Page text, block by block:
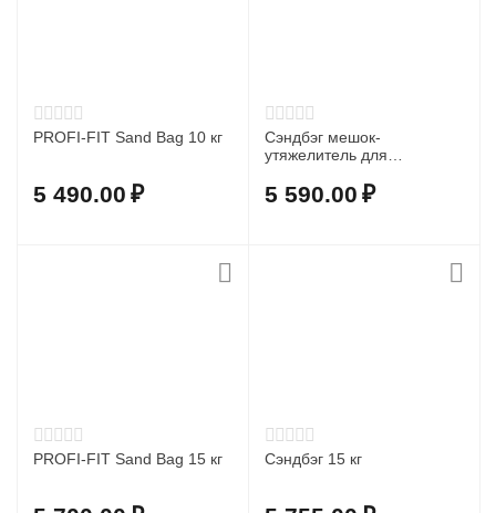
PROFI-FIT Sand Bag 10 кг
5 490.00 ₽
Сэндбэг мешок-
утяжелитель для
тренинга BRONZE GYM,до
20кг.
5 590.00 ₽
PROFI-FIT Sand Bag 15 кг Сэндбэг 15 кг